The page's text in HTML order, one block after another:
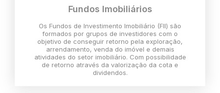
Fundos Imobiliários
Os Fundos de Investimento Imobiliário (FII) são
formados por grupos de investidores com o
objetivo de conseguir retorno pela exploração,
arrendamento, venda do imóvel e demais
atividades do setor imobiliário. Com possibilidade
de retorno através da valorização da cota e
dividendos.